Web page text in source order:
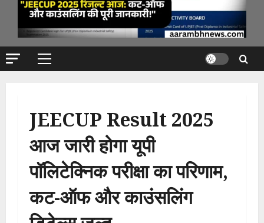
Primary
JEECUP Result 2025
आज जारी होगा यूपी
पॉलिटेक्निक परीक्षा का परिणाम,
कट-ऑफ और काउंसलिंग